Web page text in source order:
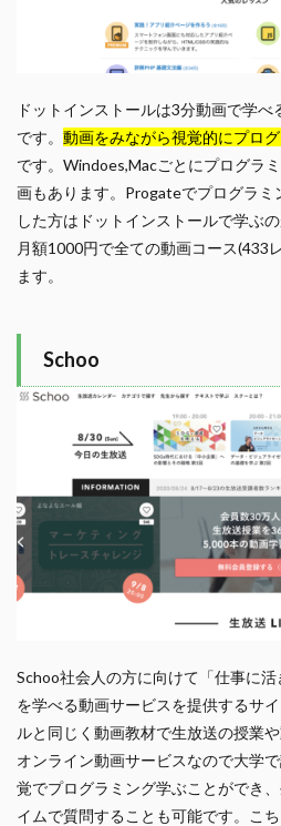
ドットインストールは3分動画で学
です。 動画をみながら視覚的にプロ
です。Windoes,Macごとにプログラ
画もあります。Progateでプログラ
した方はドットインストールで学ぶ
月額1000円で全ての動画コース(433
ます。
Schoo
Schoo社会人の方に向けて「仕事に
を学べる動画サービスを提供するサ
ルと同じく動画教材で生放送の授業
オンライン動画サービスなので大学
覚でプログラミング学ぶことができ
イムで質問することも可能です。こ